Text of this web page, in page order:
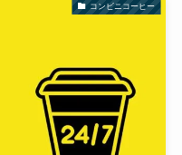
コンビニコーヒー